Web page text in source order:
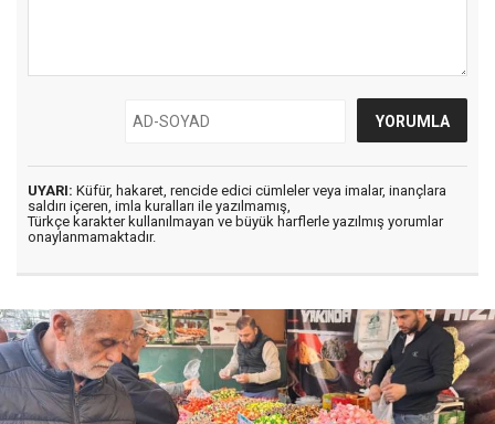
UYARI: Küfür, hakaret, rencide edici cümleler veya imalar, inançlara
saldırı içeren, imla kuralları ile yazılmamış,
Türkçe karakter kullanılmayan ve büyük harflerle yazılmış yorumlar
onaylanmamaktadır.